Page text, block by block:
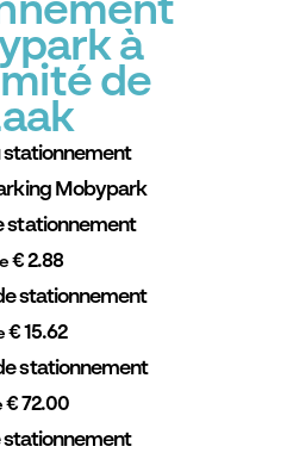
à
de
stationnement
Mobypark
stationnement
€ 2.88
stationnement
€ 15.62
stationnement
€ 72.00
stationnement